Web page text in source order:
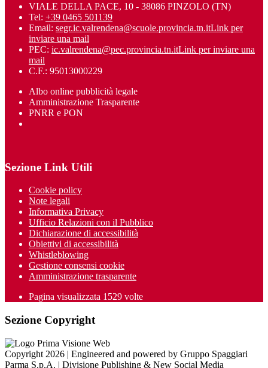
VIALE DELLA PACE, 10 - 38086 PINZOLO (TN)
Tel: +39 0465 501139
Email: segr.ic.valrendena@scuole.provincia.tn.itLink per
inviare una mail
PEC: ic.valrendena@pec.provincia.tn.itLink per inviare una
mail
C.F.: 95013000229
Albo online pubblicità legale
Amministrazione Trasparente
PNRR e PON
Sezione Link Utili
Cookie policy
Note legali
Informativa Privacy
Ufficio Relazioni con il Pubblico
Dichiarazione di accessibilità
Obiettivi di accessibilità
Whistleblowing
Gestione consensi cookie
Amministrazione trasparente
Pagina visualizzata 1529 volte
Sezione Copyright
Copyright 2026 | Engineered and powered by Gruppo Spaggiari
Parma S.p.A. | Divisione Publishing & New Social Media